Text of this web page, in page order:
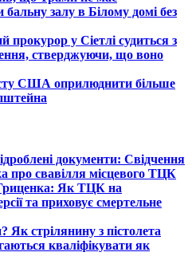
залу в Білому домі без
прокурор у Сіетлі судиться з
стверджуючи, що воно
США оприлюднити більше
документи: Свідчення
про свавілля місцевого ТЦК
Як ТЦК на
та приховує смертельне
Як стрілянину з пістолета
кваліфікувати як